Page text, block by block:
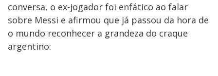
conversa, o ex-jogador foi enfático ao falar
sobre Messi e afirmou que já passou da hora de
o mundo reconhecer a grandeza do craque
argentino: